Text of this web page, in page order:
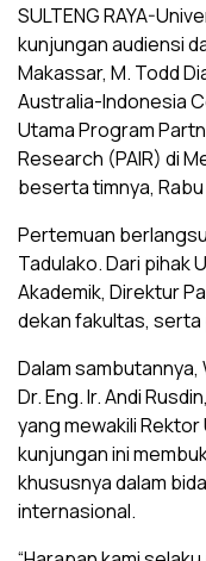
SULTENG RAYA-
kunjungan audiensi
Makassar, M. Todd
Australia-Indonesia
Utama Program
Research (PAIR) di
beserta timnya,
Pertemuan
Tadulako. Dari pihak
Akademik, Direktur
dekan fakultas, serta
Dalam sambutannya,
Dr. Eng. Ir. Andi
yang mewakili
kunjungan ini
khususnya dalam
internasional.